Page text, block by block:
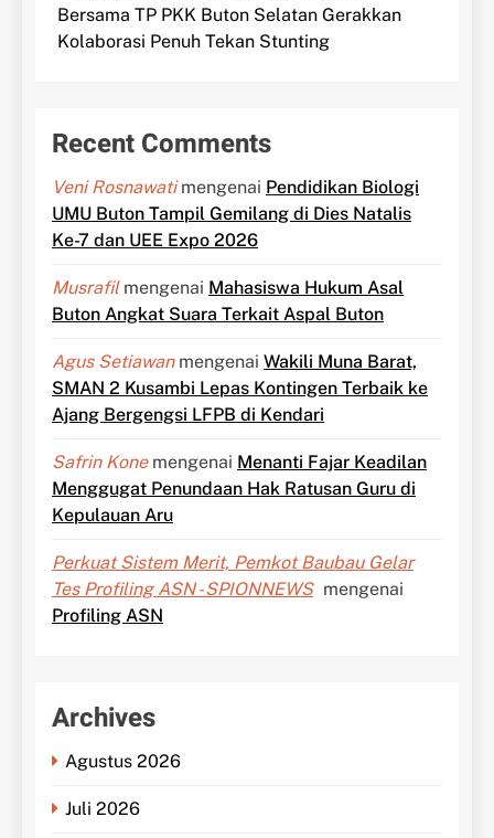
Bersama TP PKK Buton Selatan Gerakkan
Kolaborasi Penuh Tekan Stunting
Recent Comments
Veni Rosnawatimengenai Pendidikan Biologi
UMU Buton Tampil Gemilang di Dies Natalis
Ke-7 dan UEE Expo 2026
Musrafilmengenai Mahasiswa Hukum Asal
Buton Angkat Suara Terkait Aspal Buton
Agus Setiawanmengenai Wakili Muna Barat,
SMAN 2 Kusambi Lepas Kontingen Terbaik ke
Ajang Bergengsi LFPB di Kendari
Safrin Konemengenai Menanti Fajar Keadilan
Menggugat Penundaan Hak Ratusan Guru di
Kepulauan Aru
Perkuat Sistem Merit, Pemkot Baubau Gelar
Tes Profiling ASN - SPIONNEWS mengenai
Profiling ASN
Archives
Agustus 2026
Juli 2026